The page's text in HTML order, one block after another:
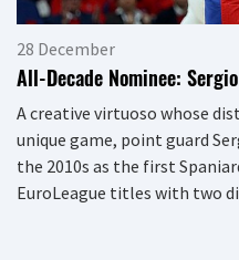
28 December
All-Decade Nominee:
A creative virtuoso whose
unique game, point guard
the 2010s as the first
EuroLeague titles with two